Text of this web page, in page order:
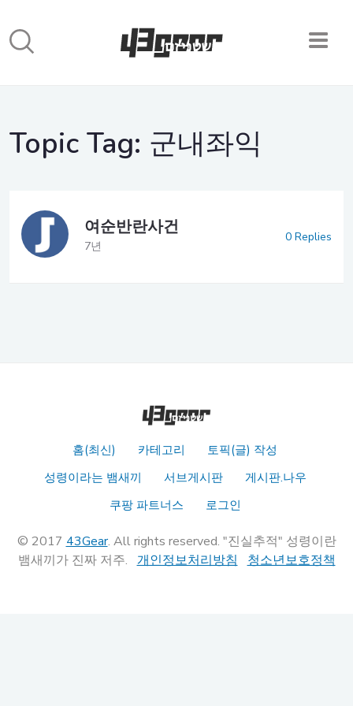
Topic Tag: 군내좌익
여순반란사건
7년
0 Replies
홈(최신) 카테고리
토픽(글) 작성
성령이라는 뱀새끼
서브게시판
게시판.나우
쿠팡 파트너스
로그인
© 2017 43Gear. All rights reserved. "진실추적" 성령이란
뱀새끼가 진짜 저주. 개인정보처리방침 청소년보호정책